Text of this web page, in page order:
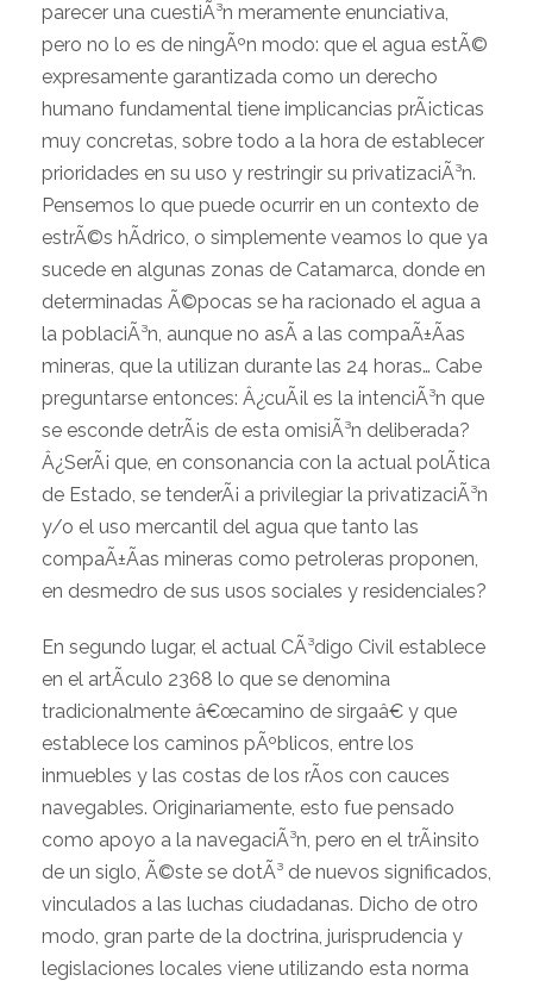
parecer una cuestiÃ³n meramente enunciativa,
pero no lo es de ningÃºn modo: que el agua estÃ©
expresamente garantizada como un derecho
humano fundamental tiene implicancias prÃ¡cticas
muy concretas, sobre todo a la hora de establecer
prioridades en su uso y restringir su privatizaciÃ³n.
Pensemos lo que puede ocurrir en un contexto de
estrÃ©s hÃ­drico, o simplemente veamos lo que ya
sucede en algunas zonas de Catamarca, donde en
determinadas Ã©pocas se ha racionado el agua a
la poblaciÃ³n, aunque no asÃ­ a las compaÃ±Ã­as
mineras, que la utilizan durante las 24 horas… Cabe
preguntarse entonces: Â¿cuÃ¡l es la intenciÃ³n que
se esconde detrÃ¡s de esta omisiÃ³n deliberada?
Â¿SerÃ¡ que, en consonancia con la actual polÃ­tica
de Estado, se tenderÃ¡ a privilegiar la privatizaciÃ³n
y/o el uso mercantil del agua que tanto las
compaÃ±Ã­as mineras como petroleras proponen,
en desmedro de sus usos sociales y residenciales?
En segundo lugar, el actual CÃ³digo Civil establece
en el artÃ­culo 2368 lo que se denomina
tradicionalmente â€œcamino de sirgaâ€ y que
establece los caminos pÃºblicos, entre los
inmuebles y las costas de los rÃ­os con cauces
navegables. Originariamente, esto fue pensado
como apoyo a la navegaciÃ³n, pero en el trÃ¡nsito
de un siglo, Ã©ste se dotÃ³ de nuevos significados,
vinculados a las luchas ciudadanas. Dicho de otro
modo, gran parte de la doctrina, jurisprudencia y
legislaciones locales viene utilizando esta norma